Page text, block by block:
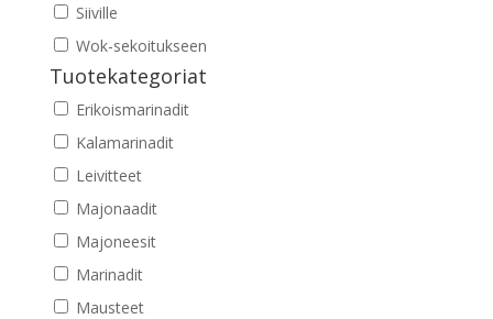
Siiville
Wok-sekoitukseen
Tuotekategoriat
Erikoismarinadit
Kalamarinadit
Leivitteet
Majonaadit
Majoneesit
Marinadit
Mausteet